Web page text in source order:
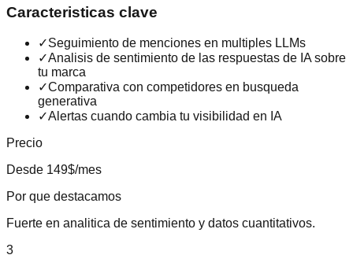
Caracteristicas clave
✓Seguimiento de menciones en multiples LLMs
✓Analisis de sentimiento de las respuestas de IA sobre
tu marca
✓Comparativa con competidores en busqueda
generativa
✓Alertas cuando cambia tu visibilidad en IA
Precio
Desde 149$/mes
Por que destacamos
Fuerte en analitica de sentimiento y datos cuantitativos.
3